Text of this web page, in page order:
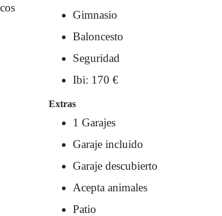
Gimnasio
Baloncesto
Seguridad
Ibi: 170 €
Extras
1 Garajes
Garaje incluido
Garaje descubierto
Acepta animales
Patio